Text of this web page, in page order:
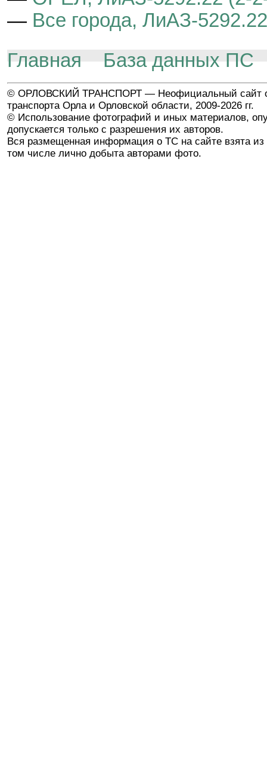
— Все города, ЛиАЗ-
Главная
База данных ПС
© ОРЛОВСКИЙ ТРАНСПОРТ — Неофициальный сайт
транспорта Орла и Орловской области, 2009-2026 гг.
© Использование фотографий и иных материалов,
допускается только с разрешения их авторов.
Вся размещенная информация о ТС на сайте взята из
том числе лично добыта авторами фото.